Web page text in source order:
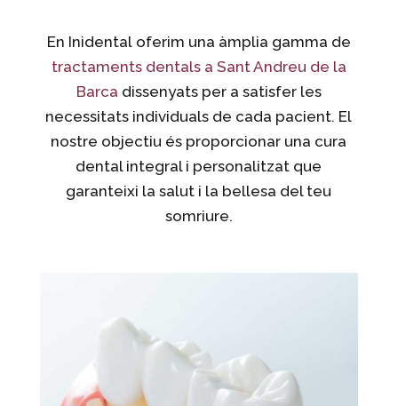
En Inidental oferim una àmplia gamma de
tractaments dentals a Sant Andreu de la
Barca dissenyats per a satisfer les
necessitats individuals de cada pacient. El
nostre objectiu és proporcionar una cura
dental integral i personalitzat que
garanteixi la salut i la bellesa del teu
somriure.